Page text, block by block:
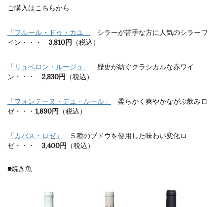
ご購入はこちらから
「フルール・ドゥ・カユ」
シラーが苦手な方に人気のシラーワ
イン・・・ 3,810円 （税込）
「リュベロン・ルージュ」
歴史が紡ぐクラシカルな赤ワイ
ン・・・ 2,830円 （税込）
「フォンテーヌ・デュ・ルール」
柔らかく爽やかながぶ飲みロ
ゼ・・・ 1,890円 （税込）
「カバス・ロゼ」
５種のブドウを使用した味わい変化ロ
ゼ・・・ 3,400円 （税込）
■焼き魚